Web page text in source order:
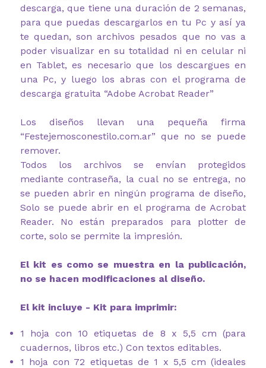
descarga, que tiene una duración de 2 semanas,
para que puedas descargarlos en tu Pc y así ya
te quedan, son archivos pesados que no vas a
poder visualizar en su totalidad ni en celular ni
en Tablet, es necesario que los descargues en
una Pc, y luego los abras con el programa de
descarga gratuita “Adobe Acrobat Reader”
Los diseños llevan una pequeña firma
“Festejemosconestilo.com.ar” que no se puede
remover.
Todos los archivos se envían protegidos
mediante contraseña, la cual no se entrega, no
se pueden abrir en ningún programa de diseño,
Solo se puede abrir en el programa de Acrobat
Reader. No están preparados para plotter de
corte, solo se permite la impresión.
El kit es como se muestra en la publicación,
no se hacen modificaciones al diseño.
El kit incluye - Kit para imprimir:
1 hoja con 10 etiquetas de 8 x 5,5 cm (para
cuadernos, libros etc.) Con textos editables.
1 hoja con 72 etiquetas de 1 x 5,5 cm (ideales